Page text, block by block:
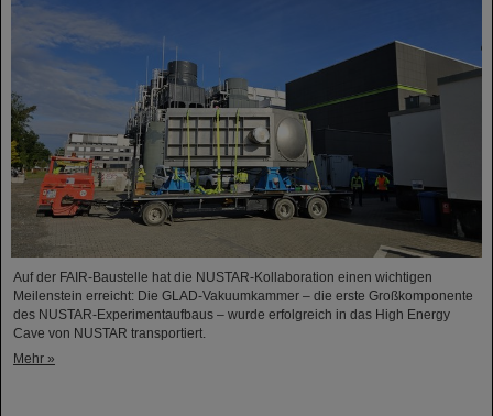
Auf der FAIR-Baustelle hat die NUSTAR-Kollaboration einen wichtigen
Meilenstein erreicht: Die GLAD-Vakuumkammer – die erste Großkomponente
des NUSTAR-Experimentaufbaus – wurde erfolgreich in das High Energy
Cave von NUSTAR transportiert.
Mehr »